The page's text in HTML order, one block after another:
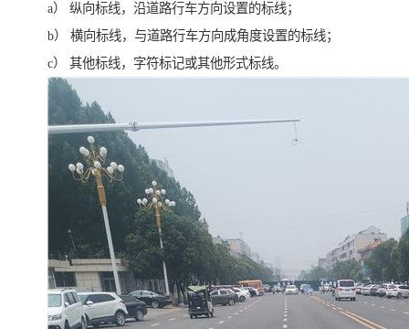
a） 纵向标线，沿道路行车方向设置的标线；
b） 横向标线，与道路行车方向成角度设置的标线；
c） 其他标线，字符标记或其他形式标线。